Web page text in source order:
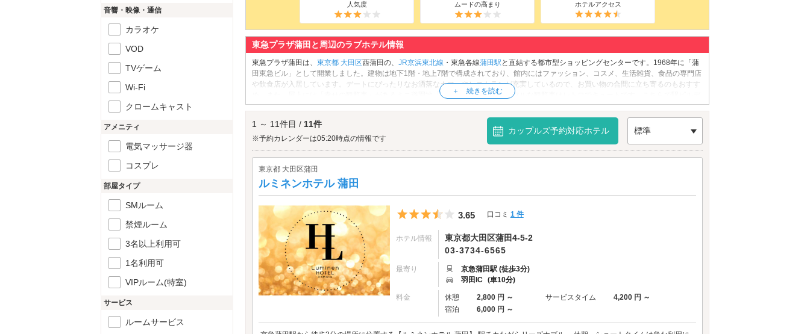
人気度 ムードの高まり ホテルアクセス
東急プラザ蒲田と周辺のラブホテル情報
東急プラザ蒲田は、 東京都 大田区西蒲田の、 JR京浜東北線 ・東急各線蒲田駅 と直結する都市型ショッピングセンターです。1968年に「蒲
田東急ビル」として開業しました。建物は地下1階・地上7階で構成されており、館内にはファッション、コスメ、生活雑貨、食品の専門店
や飲食店が入居しています。デートにぴったりなお洒落なカフェやレストランが充実しているので、お買い物の合間に立ち寄るのもおすす
め。また、屋上には「幸せの観覧車」があるミニ遊園地「かまたえん」も。カラフルな観覧車はレトロでキュートです。こちらで駅ビルデ
ートを楽しんでください。
からもアクセスが便利です。
1 ～ 11件目 / 11件
※予約カレンダーは05:20時点の情報です
カップルズ予約対応ホテル 標準
東京都 大田区蒲田
ルミネンホテル 蒲田
5つ星のうち3.5
3.65 口コミ 1 件
ホテル情報
東京都大田区蒲田4-5-2
03-3734-6565
最寄り
京急蒲田駅 (徒歩3分)
羽田IC (車10分)
料金 休憩 2,800 円 ～ サービスタイム
4,200 円 ～
宿泊
6,000 円 ～
音響・映像・通信
カラオケ
VOD
TVゲーム
Wi-Fi
クロームキャスト
アメニティ
電気マッサージ器
コスプレ
部屋タイプ
SMルーム
禁煙ルーム
3名以上利用可
1名利用可
VIPルーム(特室)
サービス
ルームサービス